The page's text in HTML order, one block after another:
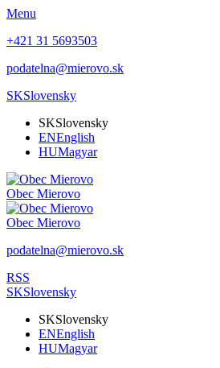
Menu
+421 31 5693503
podatelna@mierovo.sk
SKSlovensky
SKSlovensky
ENEnglish
HUMagyar
Obec Mierovo
Obec Mierovo
podatelna@mierovo.sk
RSS
SKSlovensky
SKSlovensky
ENEnglish
HUMagyar